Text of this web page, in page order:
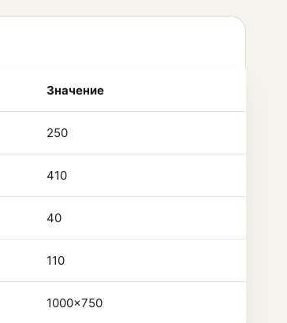
Значение
250
410
40
110
1000×750